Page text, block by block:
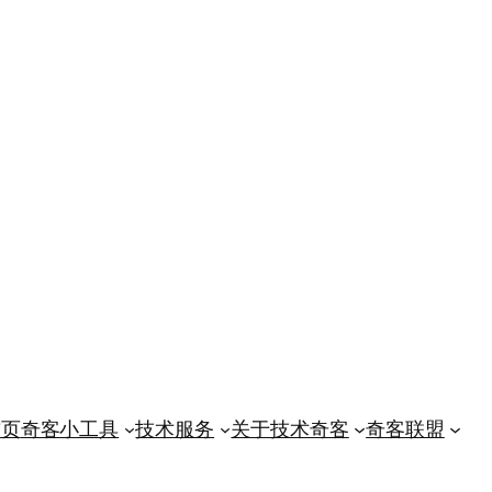
奇客小工具 技术服务 关于技术奇客 奇客联盟